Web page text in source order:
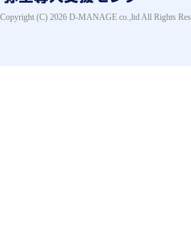
Copyright (C) 2026 D-MANAGE co.,ltd All Rights